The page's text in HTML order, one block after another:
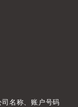
名称、账户号码